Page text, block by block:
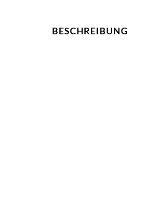
BESCHREIBUNG